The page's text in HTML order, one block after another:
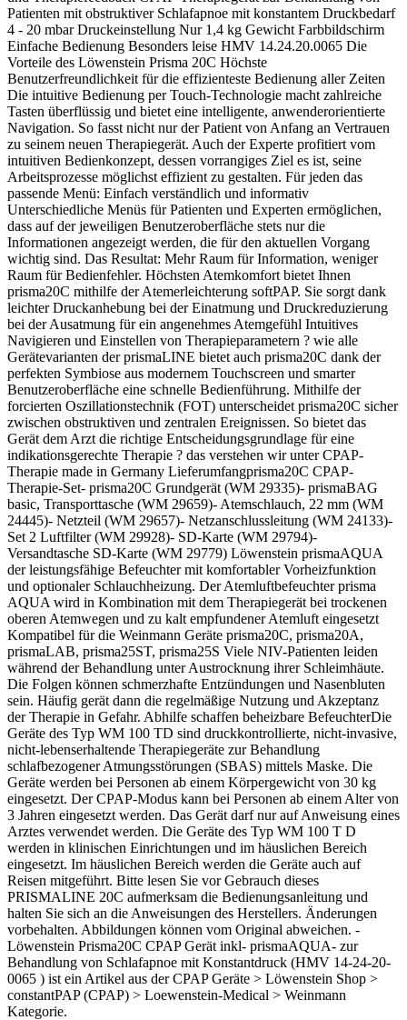
Patienten mit obstruktiver Schlafapnoe mit konstantem Druckbedarf
4 - 20 mbar Druckeinstellung Nur 1,4 kg Gewicht Farbbildschirm
Einfache Bedienung Besonders leise HMV 14.24.20.0065 Die
Vorteile des Löwenstein Prisma 20C Höchste
Benutzerfreundlichkeit für die effizienteste Bedienung aller Zeiten
Die intuitive Bedienung per Touch-Technologie macht zahl­reiche
Tasten überflüssig und bietet eine intelligente, anwender­orientierte
Navigation. So fasst nicht nur der Patient von Anfang an Vertrauen
zu seinem neuen Therapiegerät. Auch der Experte­ profitiert vom
intuitiven Bedienkonzept, dessen vorrangiges Ziel es ist, seine
Arbeitsprozesse möglichst effizient zu gestalten. Für jeden das
passende Menü: Einfach verständlich und informativ
Unterschiedliche Menüs für Patienten und Experten ermöglichen,
dass auf der jeweiligen Benutzeroberfläche stets nur die
Informationen angezeigt werden, die für den aktuellen Vorgang
wichtig sind. Das Resultat: Mehr Raum für Information, weniger
Raum für Bedienfehler. Höchsten Atemkomfort bietet Ihnen
prisma20C mithilfe der Atemerleichterung softPAP. Sie sorgt dank
leichter Druckanhebung bei der Einatmung und Druckreduzierung
bei der Ausatmung für ein angenehmes Atemgefühl Intuitives
Navigieren und Einstellen von Therapieparametern ? wie alle
Gerätevarianten der prismaLINE bietet auch prisma20C dank der
perfekten Symbiose aus modernem Touchscreen und smarter
Benutzeroberfläche eine schnelle Bedienführung. Mithilfe der
forcierten Oszillationstechnik (FOT) unterscheidet prisma20C sicher
zwischen obstruktiven und zentralen Ereignissen. So bietet das
Gerät dem Arzt die richtige Entscheidungsgrundlage für eine
indikationsgerechte Therapie ? das verstehen wir unter CPAP-
Therapie made in Germany Lieferumfangprisma20C CPAP-
Therapie-Set- prisma20C Grundgerät (WM 29335)- prismaBAG
basic, Transporttasche (WM 29659)- Atemschlauch, 22 mm (WM
24445)- Netzteil (WM 29657)- Netzanschlussleitung (WM 24133)-
Set 2 Luftfilter (WM 29928)- SD-Karte (WM 29794)-
Versandtasche SD-Karte (WM 29779) Löwenstein prismaAQUA
der leistungsfähige Befeuchter mit komfortabler Vorheizfunktion
und optionaler Schlauchheizung. Der Atemluftbefeuchter prisma
AQUA wird in Kombination mit dem Therapiegerät bei trockenen
oberen Atemwegen und zu kalt empfundener Atemluft eingesetzt
Kompatibel für die Weinmann Geräte prisma20C, prisma20A,
prismaLAB, prisma25ST, prisma25S Viele NIV-Patienten leiden
während der Behandlung unter Austrocknung ihrer Schleimhäute.
Die Folgen können schmerzhafte Entzündungen und Nasenbluten
sein. Häufig gerät dann die regelmäßige Nutzung und Akzeptanz
der Therapie in Gefahr. Abhilfe schaffen beheizbare BefeuchterDie
Geräte des Typ WM 100 TD sind druckkontrollierte, nicht-invasive,
nicht-lebenserhaltende Therapiegeräte zur Behandlung
schlafbezogener Atmungsstörungen (SBAS) mittels Maske. Die
Geräte werden bei Personen ab einem Körpergewicht von 30 kg
eingesetzt. Der CPAP-Modus kann bei Personen ab einem Alter von
3 Jahren eingesetzt werden. Das Gerät darf nur auf Anweisung eines
Arztes verwendet werden. Die Geräte des Typ WM 100 T D
werden in klinischen Einrichtungen und im häuslichen Bereich
eingesetzt. Im häuslichen Bereich werden die Geräte auch auf
Reisen mitgeführt. Bitte lesen Sie vor Gebrauch dieses
PRISMALINE 20C aufmerksam die Bedienungsanleitung und
halten Sie sich an die Anweisungen des Herstellers. Änderungen
vorbehalten. Abbildungen können vom Original abweichen. -
Löwenstein Prisma20C CPAP Gerät inkl- prismaAQUA- zur
Behandlung von Schlafapnoe mit Konstantdruck (HMV 14-24-20-
0065 ) ist ein Artikel aus der CPAP Geräte > Löwenstein Shop >
constantPAP (CPAP) > Loewenstein-Medical > Weinmann
Kategorie.